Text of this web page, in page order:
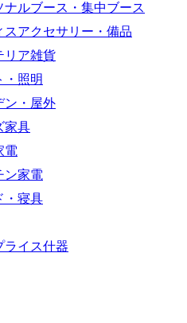
ナルブース・集中ブース
スアクセサリー・備品
リア雑貨
・照明
ン・屋外
家具
電
ン家電
・寝具
ライス什器